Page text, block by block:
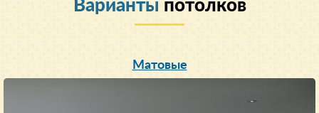
Варианты потолков
Матовые